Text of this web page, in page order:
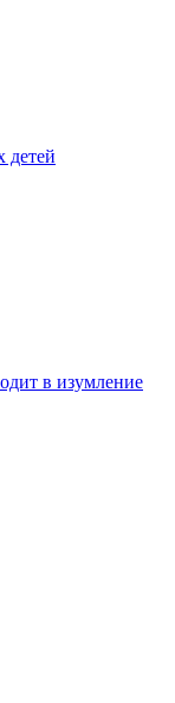
детей
в изумление